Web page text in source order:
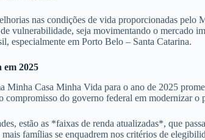
nas condições de vida proporcionadas
vulnerabilidade, seja movimentando o mercado
especialmente em Porto Belo – Santa Catarina.
em 2025
Minha Casa Minha Vida para o ano de 2025
compromisso do governo federal em modernizar o
estão as *faixas de renda atualizadas*, que
famílias se enquadrem nos critérios de